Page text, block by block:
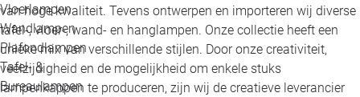
Vloerlampen
Wandlampen
Plafondlampen
Tafel- &
Bureaulampen
van hoge kwaliteit. Tevens ontwerpen en importeren wij diverse
tafel-, vloer-, wand- en hanglampen. Onze collectie heeft een
unieke mix van verschillende stijlen. Door onze creativiteit,
veelzijdigheid en de mogelijkheid om enkele stuks
lampenkappen te produceren, zijn wij de creatieve leverancier